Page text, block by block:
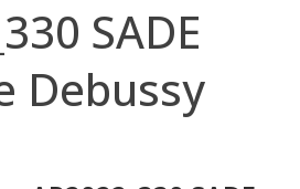
SADE
Debussy